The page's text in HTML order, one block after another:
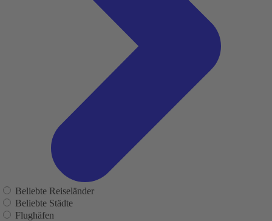
Beliebte Reiseländer
Beliebte Städte
Flughäfen